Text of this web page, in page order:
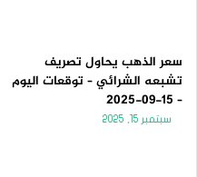
سعر الذهب يحاول تصريف
تشبعه الشرائي – توقعات اليوم
– 15-09-2025
سبتمبر 15, 2025